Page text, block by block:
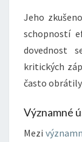
Jeho
schopností
dovednost
kritických
často obrátily
Významné
Mezi